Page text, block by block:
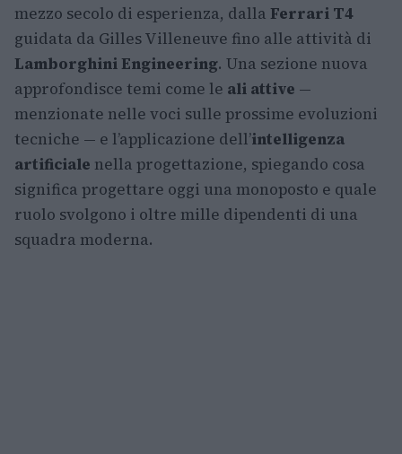
mezzo secolo di esperienza, dalla Ferrari T4
guidata da Gilles Villeneuve fino alle attività di
Lamborghini Engineering. Una sezione nuova
approfondisce temi come le ali attive —
menzionate nelle voci sulle prossime evoluzioni
tecniche — e l’applicazione dell’intelligenza
artificiale nella progettazione, spiegando cosa
significa progettare oggi una monoposto e quale
ruolo svolgono i oltre mille dipendenti di una
squadra moderna.